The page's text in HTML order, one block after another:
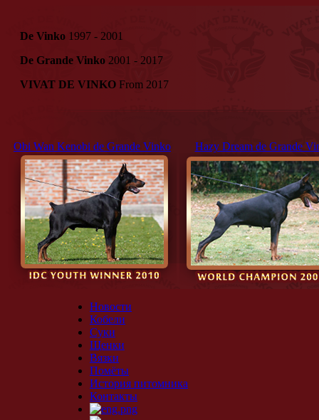
De Vinko 1997 - 2001
De Grande Vinko 2001 - 2017
VIVAT DE VINKO From 2017
Obi Wan Kenobi de Grande Vinko Hazy Dream de Grande
Новости
Кобели
Суки
Щенки
Вязки
Помёты
История питомника
Контакты